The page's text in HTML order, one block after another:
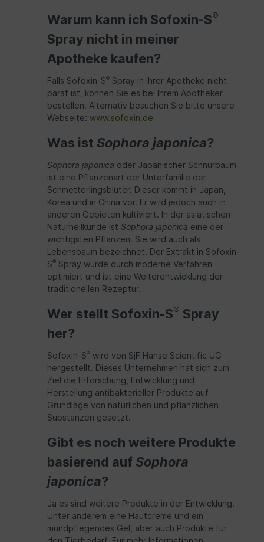
Warum kann ich Sofoxin-S®
Spray nicht in meiner
Apotheke kaufen?
Falls Sofoxin-S® Spray in ihrer Apotheke nicht
parat ist, können Sie es bei Ihrem Apotheker
bestellen. Alternativ besuchen Sie bitte unsere
Webseite: www.sofoxin.de
Was ist Sophora japonica?
Sophora japonica oder Japanischer Schnurbaum
ist eine Pflanzenart der Unterfamilie der
Schmetterlingsblüter. Dieser kommt in Japan,
Korea und in China vor. Er wird jedoch auch in
anderen Gebieten kultiviert. In der asiatischen
Naturheilkunde ist Sophora japonica eine der
wichtigsten Pflanzen. Sie wird auch als
Lebensbaum bezeichnet. Der Extrakt in Sofoxin-
S® Spray wurde durch moderne Verfahren
optimiert und ist eine Weiterentwicklung der
traditionellen Rezeptur.
Wer stellt Sofoxin-S® Spray
her?
Sofoxin-S® wird von SjF Hanse Scientific UG
hergestellt. Dieses Unternehmen hat sich zum
Ziel die Erforschung, Entwicklung und
Herstellung antibakterieller Produkte auf
Grundlage von natürlichen und pflanzlichen
Substanzen gesetzt.
Gibt es noch weitere Produkte
basierend auf Sophora
japonica?
Ja es sind weitere Produkte in der Entwicklung.
Unter anderem eine Hautcreme und ein
mundpflegendes Gel, aber auch Produkte für